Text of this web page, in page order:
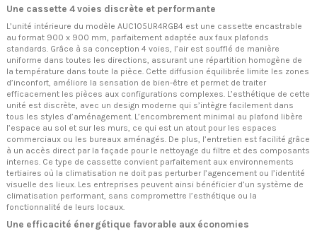
Une cassette 4 voies discrète et performante
L’unité intérieure du modèle AUC105UR4RGB4 est une cassette encastrable
au format 900 x 900 mm, parfaitement adaptée aux faux plafonds
standards. Grâce à sa conception 4 voies, l’air est soufflé de manière
uniforme dans toutes les directions, assurant une répartition homogène de
la température dans toute la pièce. Cette diffusion équilibrée limite les zones
d’inconfort, améliore la sensation de bien-être et permet de traiter
efficacement les pièces aux configurations complexes. L’esthétique de cette
unité est discrète, avec un design moderne qui s’intègre facilement dans
tous les styles d’aménagement. L’encombrement minimal au plafond libère
l’espace au sol et sur les murs, ce qui est un atout pour les espaces
commerciaux ou les bureaux aménagés. De plus, l’entretien est facilité grâce
à un accès direct par la façade pour le nettoyage du filtre et des composants
internes. Ce type de cassette convient parfaitement aux environnements
tertiaires où la climatisation ne doit pas perturber l’agencement ou l’identité
visuelle des lieux. Les entreprises peuvent ainsi bénéficier d’un système de
climatisation performant, sans compromettre l’esthétique ou la
fonctionnalité de leurs locaux.
Une efficacité énergétique favorable aux économies